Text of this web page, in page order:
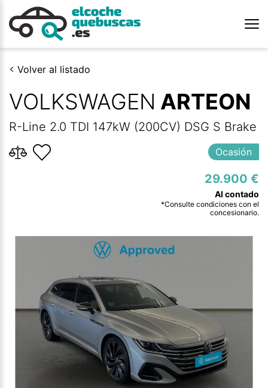
Volver al listado
VOLKSWAGEN ARTEON
R-Line 2.0 TDI 147kW (200CV) DSG S Brake
Ocasión
29.900 €
*Consulte condiciones con el
concesionario.